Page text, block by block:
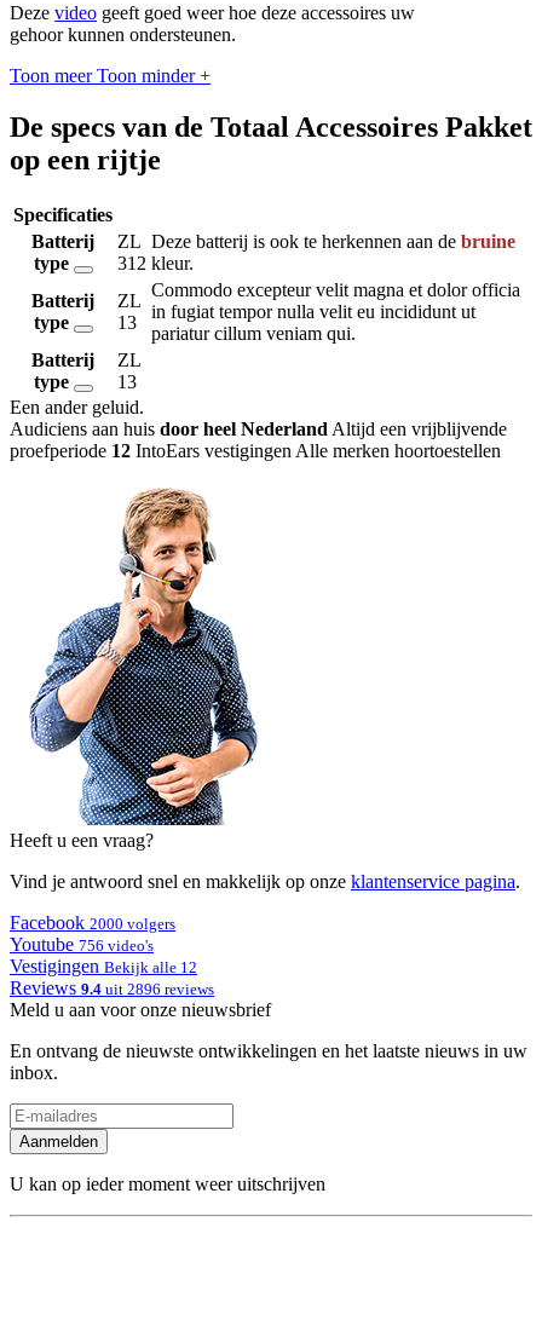
Deze video geeft goed weer hoe deze accessoires uw
gehoor kunnen ondersteunen.
Toon meer Toon minder +
De specs van de Totaal Accessoires Pakket
op een rijtje
Specificaties
Batterij
type
ZL
312
Deze batterij is ook te herkennen aan de bruine
kleur.
Batterij
type
ZL
13
Commodo excepteur velit magna et dolor officia
in fugiat tempor nulla velit eu incididunt ut
pariatur cillum veniam qui.
Batterij
type
ZL
13
Een ander geluid.
Audiciens aan huis door heel Nederland Altijd een vrijblijvende
proefperiode 12 IntoEars vestigingen Alle merken hoortoestellen
Heeft u een vraag?
Vind je antwoord snel en makkelijk op onze klantenservice pagina.
Facebook 2000 volgers
Youtube 756 video's
Vestigingen Bekijk alle 12
Reviews 9.4 uit 2896 reviews
Meld u aan voor onze nieuwsbrief
En ontvang de nieuwste ontwikkelingen en het laatste nieuws in uw
inbox.
Aanmelden
U kan op ieder moment weer uitschrijven